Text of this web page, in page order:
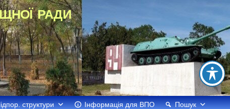
ради
структури Інформація для ВПО Пошук